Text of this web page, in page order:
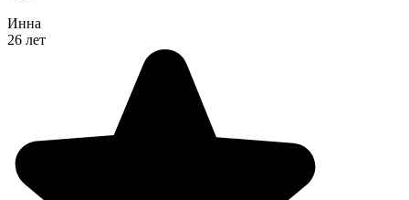
Инна
26 лет